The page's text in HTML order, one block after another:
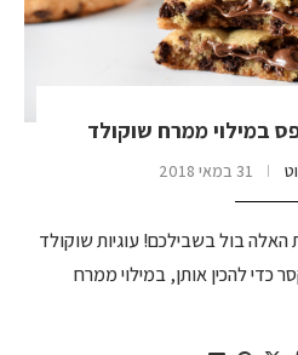
במילוי ממרח שוקולד
31 במאי 2018
האלה בול בשבילכם! עוגיות שוקולד
כדי להכין אותן, במילוי ממרח